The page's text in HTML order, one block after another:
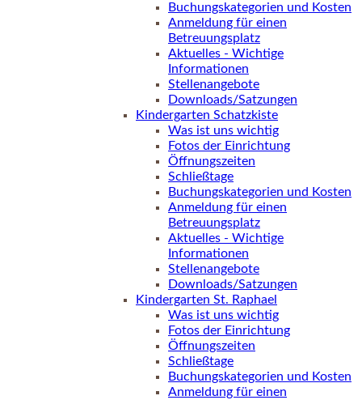
Buchungskategorien und Kosten
Anmeldung für einen
Betreuungsplatz
Aktuelles - Wichtige
Informationen
Stellenangebote
Downloads/Satzungen
Kindergarten Schatzkiste
Was ist uns wichtig
Fotos der Einrichtung
Öffnungszeiten
Schließtage
Buchungskategorien und Kosten
Anmeldung für einen
Betreuungsplatz
Aktuelles - Wichtige
Informationen
Stellenangebote
Downloads/Satzungen
Kindergarten St. Raphael
Was ist uns wichtig
Fotos der Einrichtung
Öffnungszeiten
Schließtage
Buchungskategorien und Kosten
Anmeldung für einen